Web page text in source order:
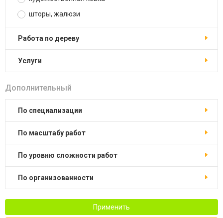
шторы, жалюзи
работа по дереву
услуги
Дополнительный
по специализации
по масштабу работ
по уровню сложности работ
по организованности
Применить